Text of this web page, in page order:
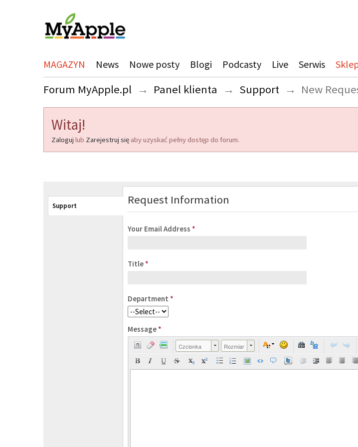
MAGAZYN News Nowe posty Blogi Podcasty Live Serwis
Forum MyApple.pl → Panel klienta → Support → New
Witaj!
Zaloguj lub Zarejestruj się aby uzyskać pełny dostęp do forum.
Support Request Information
Your Email Address *
Title *
Department *
Message *
Czcionka Rozmiar